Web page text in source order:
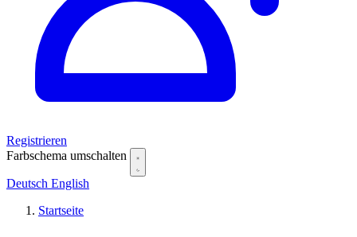
Registrieren
Farbschema umschalten
Deutsch English
Startseite